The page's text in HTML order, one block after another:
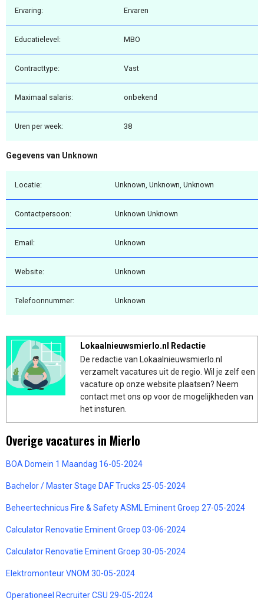
Ervaring: Ervaren
Educatielevel: MBO
Contracttype: Vast
Maximaal salaris: onbekend
Uren per week: 38
Gegevens van Unknown
Locatie: Unknown, Unknown, Unknown
Contactpersoon: Unknown Unknown
Email: Unknown
Website: Unknown
Telefoonnummer: Unknown
Lokaalnieuwsmierlo.nl Redactie
De redactie van Lokaalnieuwsmierlo.nl
verzamelt vacatures uit de regio. Wil je zelf een
vacature op onze website plaatsen? Neem
contact met ons op voor de mogelijkheden van
het insturen.
Overige vacatures in Mierlo
BOA Domein 1 Maandag 16-05-2024
Bachelor / Master Stage DAF Trucks 25-05-2024
Beheertechnicus Fire & Safety ASML Eminent Groep 27-05-2024
Calculator Renovatie Eminent Groep 03-06-2024
Calculator Renovatie Eminent Groep 30-05-2024
Elektromonteur VNOM 30-05-2024
Operationeel Recruiter CSU 29-05-2024